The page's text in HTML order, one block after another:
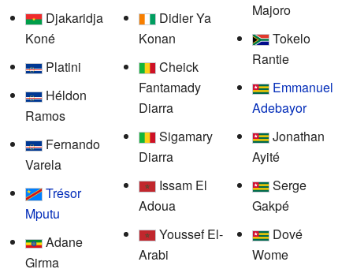
Djakaridja
Koné
Platini
Héldon
Ramos
Fernando
Varela
Trésor
Mputu
Adane
Girma
Didier Ya
Konan
Cheick
Fantamady
Diarra
Sigamary
Diarra
Issam El
Adoua
Youssef El-
Arabi
Majoro
Tokelo
Rantie
Emmanuel
Adebayor
Jonathan
Ayité
Serge
Gakpé
Dové
Wome